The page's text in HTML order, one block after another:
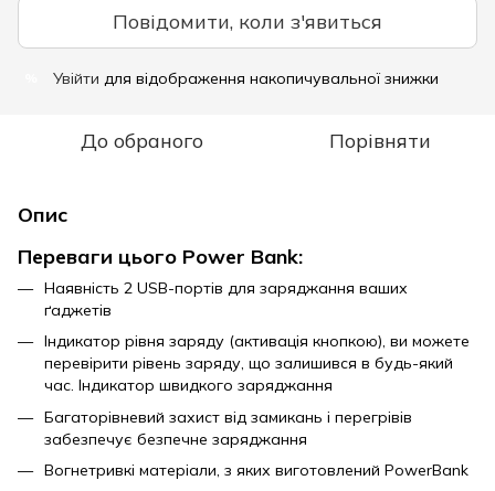
Повідомити, коли з'явиться
Увійти для відображення накопичувальної знижки
До обраного Порівняти
Опис
Переваги цього Power Bank:
Наявність 2 USB-портів для заряджання ваших
ґаджетів
Індикатор рівня заряду (активація кнопкою), ви можете
перевірити рівень заряду, що залишився в будь-який
час. Індикатор швидкого заряджання
Багаторівневий захист від замикань і перегрівів
забезпечує безпечне заряджання
Вогнетривкі матеріали, з яких виготовлений PowerBank